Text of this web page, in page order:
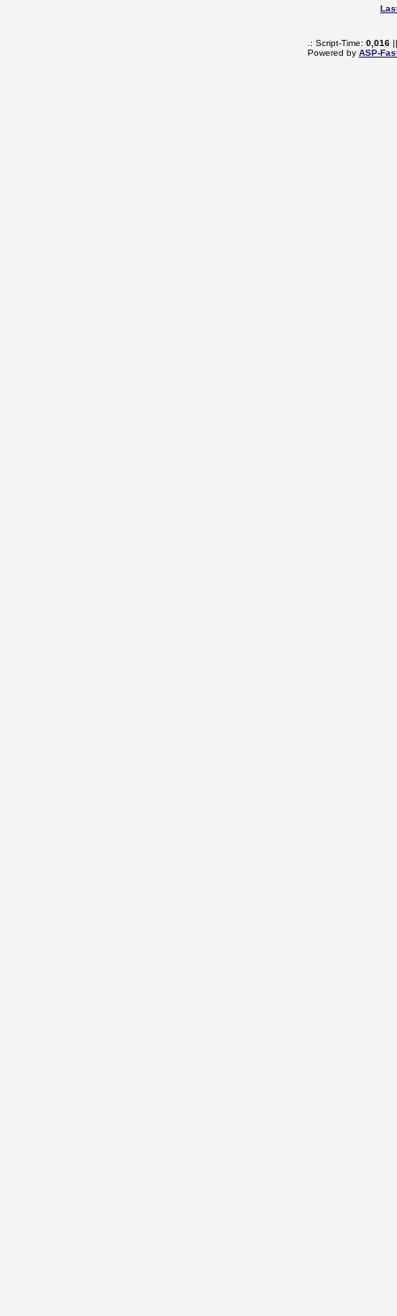
.: Script-Time: 0,016||
Powered by ASP-